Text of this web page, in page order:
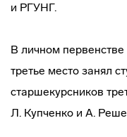
и РГУНГ.
В личном первенстве
третье место занял
старшекурсников
Л. Купченко и А.